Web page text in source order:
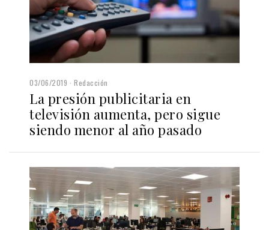
03/06/2019 Redacción
La presión publicitaria en
televisión aumenta, pero sigue
siendo menor al año pasado